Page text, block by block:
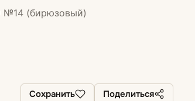
№14 (бирюзовый)
Сохранить Поделиться